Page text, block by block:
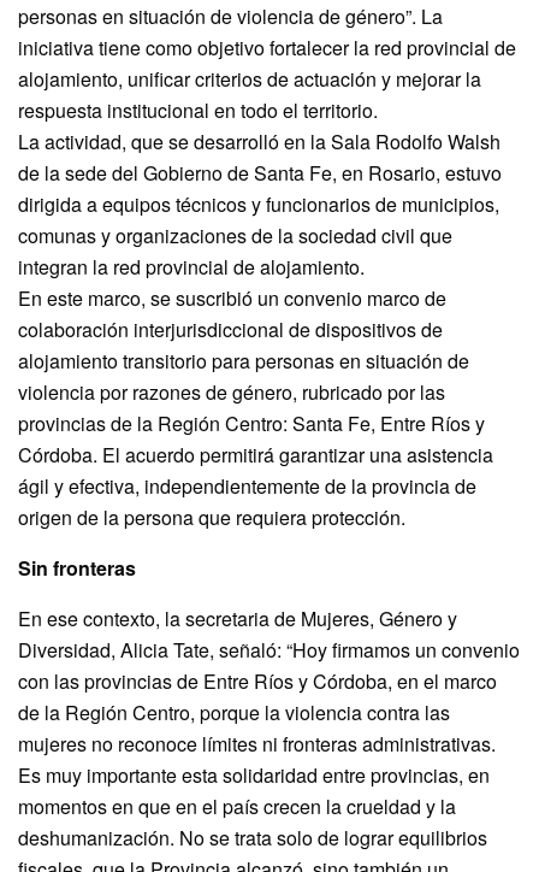
personas en situación de violencia de género”. La
iniciativa tiene como objetivo fortalecer la red provincial de
alojamiento, unificar criterios de actuación y mejorar la
respuesta institucional en todo el territorio.
La actividad, que se desarrolló en la Sala Rodolfo Walsh
de la sede del Gobierno de Santa Fe, en Rosario, estuvo
dirigida a equipos técnicos y funcionarios de municipios,
comunas y organizaciones de la sociedad civil que
integran la red provincial de alojamiento.
En este marco, se suscribió un convenio marco de
colaboración interjurisdiccional de dispositivos de
alojamiento transitorio para personas en situación de
violencia por razones de género, rubricado por las
provincias de la Región Centro: Santa Fe, Entre Ríos y
Córdoba. El acuerdo permitirá garantizar una asistencia
ágil y efectiva, independientemente de la provincia de
origen de la persona que requiera protección.
Sin fronteras
En ese contexto, la secretaria de Mujeres, Género y
Diversidad, Alicia Tate, señaló: “Hoy firmamos un convenio
con las provincias de Entre Ríos y Córdoba, en el marco
de la Región Centro, porque la violencia contra las
mujeres no reconoce límites ni fronteras administrativas.
Es muy importante esta solidaridad entre provincias, en
momentos en que en el país crecen la crueldad y la
deshumanización. No se trata solo de lograr equilibrios